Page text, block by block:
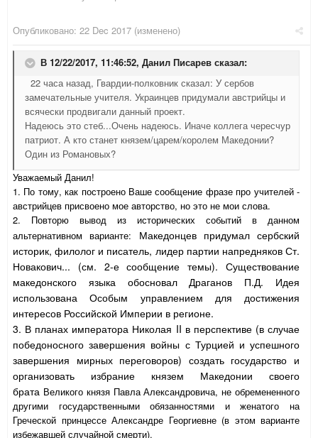
Опубликовано: 22 Dec 2017 (изменено)
В 12/22/2017, 11:46:52, Данил Писарев сказал:
22 часа назад, Гвардии-полковник сказал: У сербов
замечательные учителя. Украинцев придумали австрийцы и
всячески продвигали данный проект.
Надеюсь это стеб...Очень надеюсь. Иначе коллега чересчур
патриот. А кто станет князем/царем/королем Македонии?
Один из Романовых?
Уважаемый Данил!
1. По тому, как построено Ваше сообщение фразе про учителей -
австрийцев присвоено мое авторство, но это не мои слова.
2. Повторю вывод из исторических событий в данном
альтернативном варианте: Македонцев придумал сербский
историк, филолог и писатель, лидер партии напредняков Ст.
Новакович... (см. 2-е сообщение темы). Существование
македонского языка обосновал Драганов П.Д. Идея
использована Особым управлением для достижения
интересов Российской Империи в регионе.
3. В планах императора Николая II в перспективе (в случае
победоносного завершения войны с Турцией и успешного
завершения мирных переговоров) создать государство и
организовать избрание князем Македонии своего
брата Великого князя Павла Александровича, не обремененного
другими государственными обязанностями и женатого на
Греческой принцессе Александре Георгиевне (в этом варианте
избежавшей случайной смерти).